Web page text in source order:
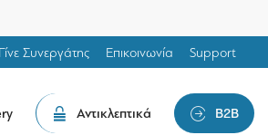
Γίνε Συνεργάτης Επικοινωνία Support
Αντικλεπτικά B2B